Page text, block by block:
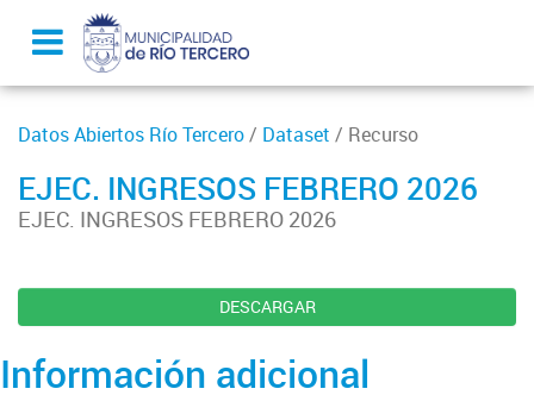
Datos Abiertos Río Tercero/ Dataset / Recurso
EJEC. INGRESOS FEBRERO 2026
EJEC. INGRESOS FEBRERO 2026
DESCARGAR
Información adicional